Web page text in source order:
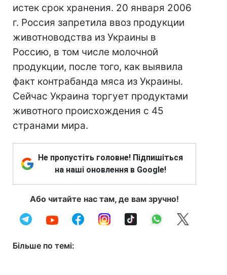
истек срок хранения. 20 января 2006
г. Россия запретила ввоз продукции
животноводства из Украины в
Россию, в том числе молочной
продукции, после того, как выявила
факт контрабанда мяса из Украины.
Сейчас Украина торгует продуктами
животного происхождения с 45
странами мира.
Не пропустіть головне! Підпишіться
на наші оновлення в Google!
Або читайте нас там, де вам зручно!
Більше по темі: